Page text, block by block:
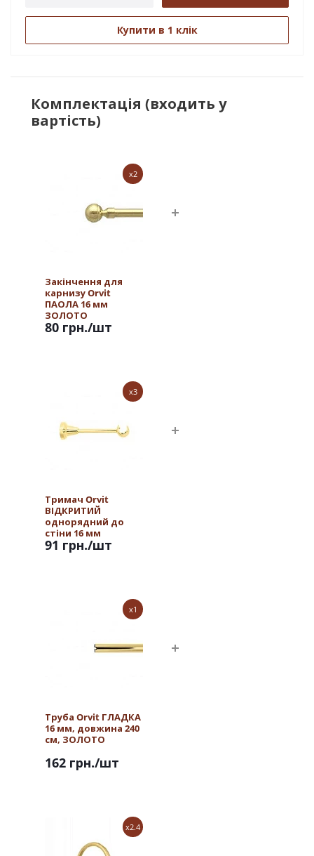
Купити в 1 клік
Комплектація (входить у
вартість)
x2
Закінчення для
карнизу Orvit
ПАОЛА 16 мм
ЗОЛОТО
80 грн./шт
x3
Тримач Orvit
ВІДКРИТИЙ
однорядний до
стіни 16 мм
ЗОЛОТО
91 грн./шт
x1
Труба Orvit ГЛАДКА
16 мм, довжина 240
см, ЗОЛОТО
162 грн./шт
x2.4